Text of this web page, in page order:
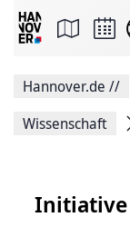
Seite
Facebook
Seite
Drucken
Hannover.de //
Wissenschaft
Initiative